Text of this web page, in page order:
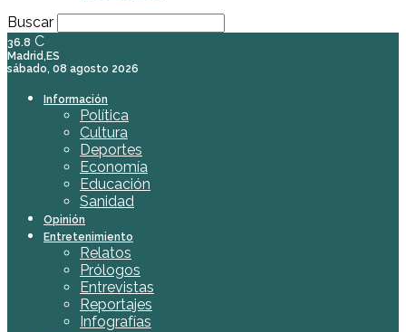
Buscar
36.8 C
Madrid,ES
sábado, 08 agosto 2026
Información
Política
Cultura
Deportes
Economía
Educación
Sanidad
Opinión
Entretenimiento
Relatos
Prólogos
Entrevistas
Reportajes
Infografías